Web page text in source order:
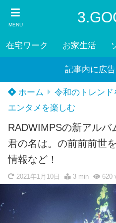
MENU
在宅ワーク お家生活
記事内に広
ホーム
令和のトレンド
エンタメを楽しむ
RADWIMPSの新アルバ
君の名は。の前前前世
情報など！
2021年1月10日 3 min 620